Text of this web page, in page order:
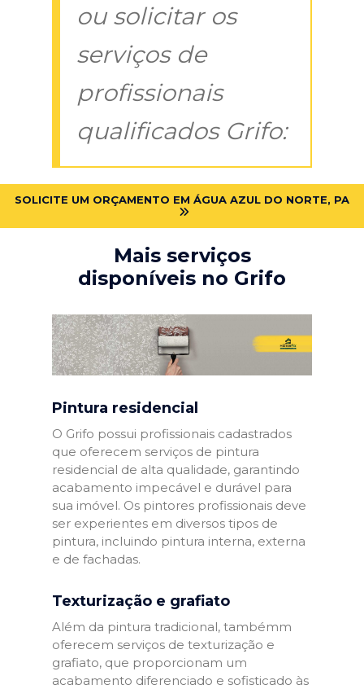
ou solicitar os
serviços de
profissionais
qualificados Grifo:
SOLICITE UM ORÇAMENTO EM ÁGUA AZUL DO NORTE, PA
Mais serviços
disponíveis no Grifo
Pintura residencial
O Grifo possui profissionais cadastrados
que oferecem serviços de pintura
residencial de alta qualidade, garantindo
acabamento impecável e durável para
sua imóvel. Os pintores profissionais deve
ser experientes em diversos tipos de
pintura, incluindo pintura interna, externa
e de fachadas.
Texturização e grafiato
Além da pintura tradicional, tambémm
oferecem serviços de texturização e
grafiato, que proporcionam um
acabamento diferenciado e sofisticado às